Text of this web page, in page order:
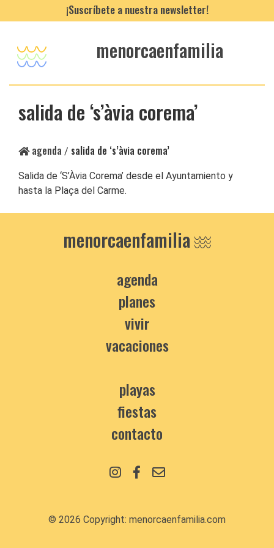
¡Suscríbete a nuestra newsletter!
menorcaenfamilia
salida de ‘s’àvia corema’
agenda / salida de ‘s’àvia corema’
Salida de ‘S’Àvia Corema’ desde el Ayuntamiento y
hasta la Plaça del Carme.
menorcaenfamilia
agenda
planes
vivir
vacaciones
playas
fiestas
contacto
© 2026 Copyright: menorcaenfamilia.com